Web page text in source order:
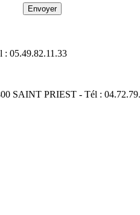
: 05.49.82.11.33
SAINT PRIEST - Tél :